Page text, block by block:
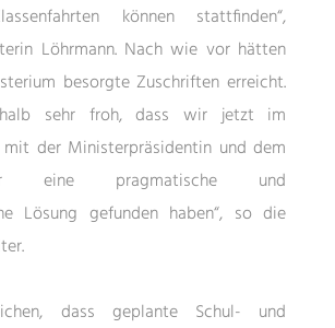
können stattfinden“,
Löhrmann. Nach wie vor hätten
besorgte Zuschriften erreicht.
sehr froh, dass wir jetzt im
mit der Ministerpräsidentin und dem
eine pragmatische und
Lösung gefunden haben“, so die
dass geplante Schul- und